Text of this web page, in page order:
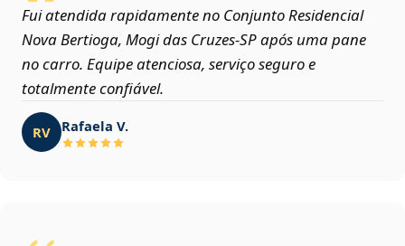
Fui atendida rapidamente no Conjunto Residencial
Nova Bertioga, Mogi das Cruzes‑SP após uma pane
no carro. Equipe atenciosa, serviço seguro e
totalmente confiável.
RV Rafaela V.